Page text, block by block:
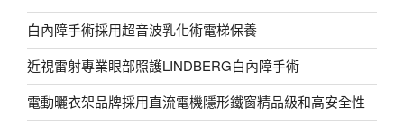
白內障手術採用超音波乳化術電梯保養
近視雷射專業眼部照護LINDBERG白內障手術
電動曬衣架品牌採用直流電機隱形鐵窗精品級和高安全性